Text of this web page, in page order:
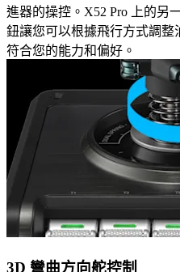
進器的操控。X52 Pro 上的另
鈕讓您可以根據飛行方式調
符合您的能力和偏好。
3D 彎曲方向舵控制